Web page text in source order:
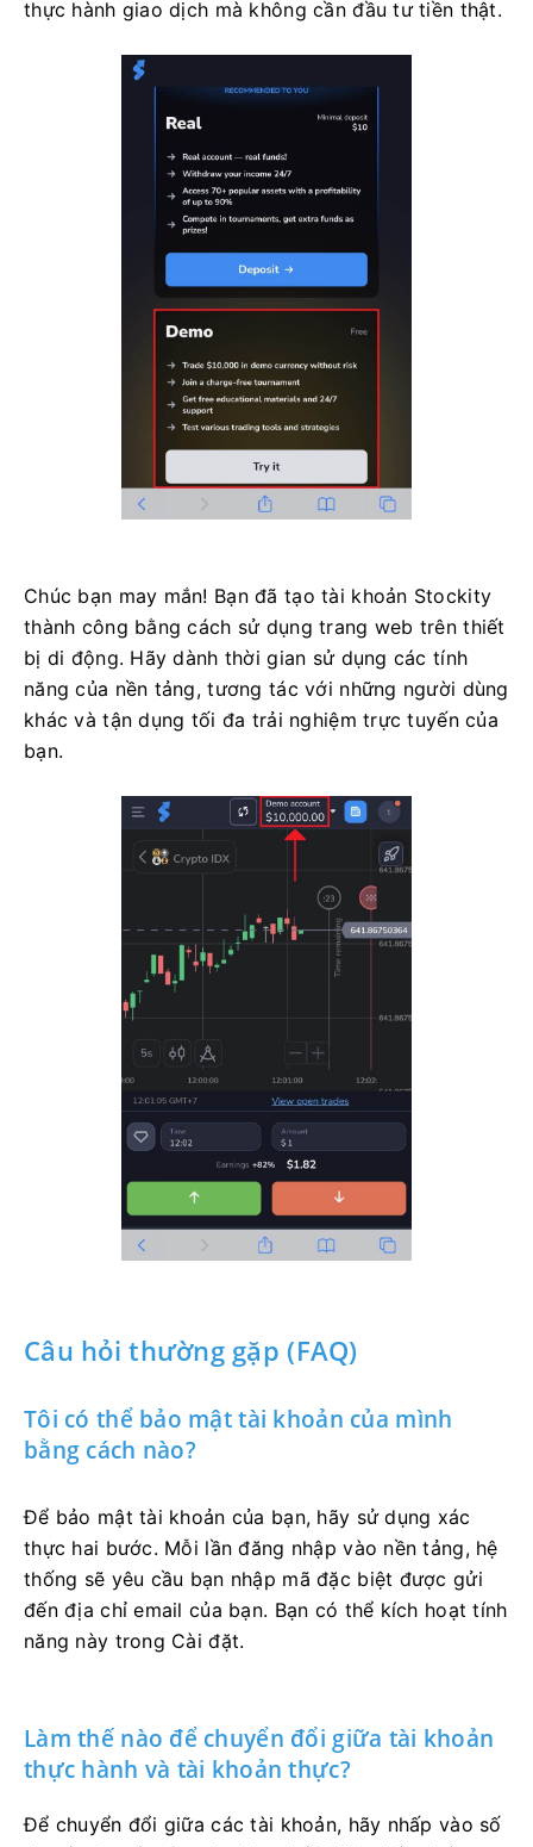
thực hành giao dịch mà không cần đầu tư tiền thật.
Chúc bạn may mắn! Bạn đã tạo tài khoản Stockity
thành công bằng cách sử dụng trang web trên thiết
bị di động. Hãy dành thời gian sử dụng các tính
năng của nền tảng, tương tác với những người dùng
khác và tận dụng tối đa trải nghiệm trực tuyến của
bạn.
Câu hỏi thường gặp (FAQ)
Tôi có thể bảo mật tài khoản của mình
bằng cách nào?
Để bảo mật tài khoản của bạn, hãy sử dụng xác
thực hai bước. Mỗi lần đăng nhập vào nền tảng, hệ
thống sẽ yêu cầu bạn nhập mã đặc biệt được gửi
đến địa chỉ email của bạn. Bạn có thể kích hoạt tính
năng này trong Cài đặt.
Làm thế nào để chuyển đổi giữa tài khoản
thực hành và tài khoản thực?
Để chuyển đổi giữa các tài khoản, hãy nhấp vào số